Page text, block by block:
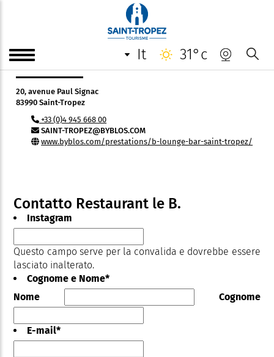
it 31°c
Restaurant le B.
Indirizzo
20, avenue Paul Signac
83990 Saint-Tropez
+33 (0)4 945 668 00
SAINT-TROPEZ@BYBLOS.COM
www.byblos.com/prestations/b-lounge-bar-saint-tropez/
Contatto Restaurant le B.
Instagram
Questo campo serve per la convalida e dovrebbe essere
lasciato inalterato.
Cognome e Nome*
Nome
Cognome
E-mail*